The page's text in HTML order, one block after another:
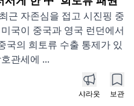
근 자존심을 접고 시진핑 중
국이 중국과 영국 런던에서
국의 희토류 수출 통제가 있
관세에 ...
샤라웃 보관